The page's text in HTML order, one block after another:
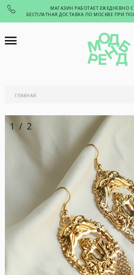
МАГАЗИН РАБОТАЕТ ЕЖЕДНЕВНО С
БЕСПЛАТНАЯ ДОСТАВКА ПО МОСКВЕ ПРИ
ГЛАВНАЯ
1 / 2